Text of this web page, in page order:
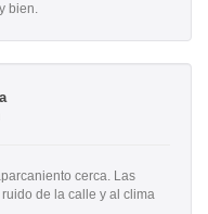
bien.
cerca. Las
de la calle y al clima